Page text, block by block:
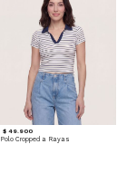
$ 49.900
Polo Cropped a Rayas